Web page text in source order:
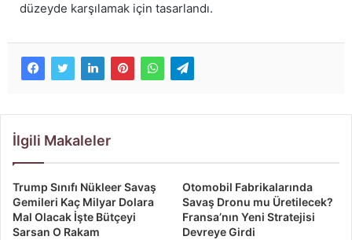
düzeyde karşılamak için tasarlandı.
İlgili Makaleler
Trump Sınıfı Nükleer Savaş
Gemileri Kaç Milyar Dolara
Mal Olacak İşte Bütçeyi
Sarsan O Rakam
Otomobil Fabrikalarında
Savaş Dronu mu Üretilecek?
Fransa’nın Yeni Stratejisi
Devreye Girdi